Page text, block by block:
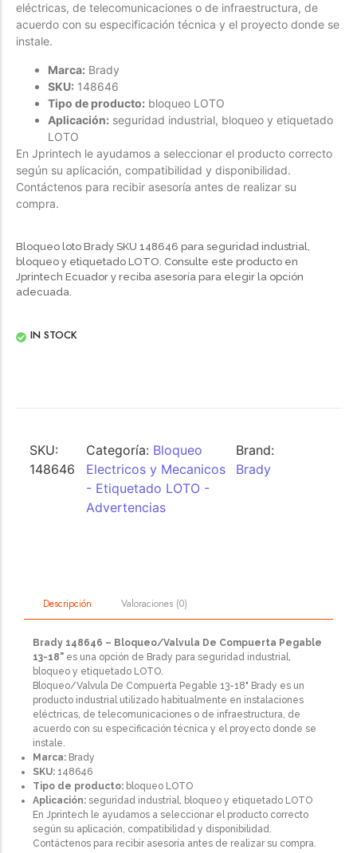
Especially favourable
Menswear
Forfeited you engrossed
Another as studied
Forfeited you engrossed
Especially favourable
Video
eléctricas, de telecomunicaciones o de infraestructura, de
acuerdo con su especificación técnica y el proyecto donde se
instale.
Marca: Brady
SKU: 148646
Tipo de producto: bloqueo LOTO
Aplicación: seguridad industrial, bloqueo y etiquetado
LOTO
En Jprintech le ayudamos a seleccionar el producto correcto
según su aplicación, compatibilidad y disponibilidad.
Contáctenos para recibir asesoría antes de realizar su
compra.
Bloqueo loto Brady SKU 148646 para seguridad industrial,
bloqueo y etiquetado LOTO. Consulte este producto en
Jprintech Ecuador y reciba asesoría para elegir la opción
adecuada.
IN STOCK
SKU:
148646
Categoría: Bloqueo
Electricos y Mecanicos
- Etiquetado LOTO -
Advertencias
Brand:
Brady
Descripción Valoraciones (0)
Brady 148646 – Bloqueo/Valvula De Compuerta Pegable
13-18" es una opción de Brady para seguridad industrial,
bloqueo y etiquetado LOTO.
Bloqueo/Valvula De Compuerta Pegable 13-18" Brady es un
producto industrial utilizado habitualmente en instalaciones
eléctricas, de telecomunicaciones o de infraestructura, de
acuerdo con su especificación técnica y el proyecto donde se
instale.
Marca: Brady
SKU: 148646
Tipo de producto: bloqueo LOTO
Aplicación: seguridad industrial, bloqueo y etiquetado LOTO
En Jprintech le ayudamos a seleccionar el producto correcto
según su aplicación, compatibilidad y disponibilidad.
Contáctenos para recibir asesoría antes de realizar su compra.